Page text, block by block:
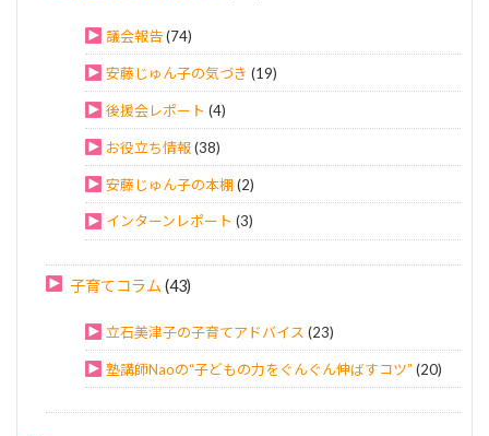
議会報告(74)
安藤じゅん子の気づき (19)
後援会レポート (4)
お役立ち情報(38)
安藤じゅん子の本棚(2)
インターンレポート (3)
子育てコラム (43)
立石美津子の子育てアドバイス (23)
塾講師Naoの“子どもの力をぐんぐん伸ばすコツ” (20)